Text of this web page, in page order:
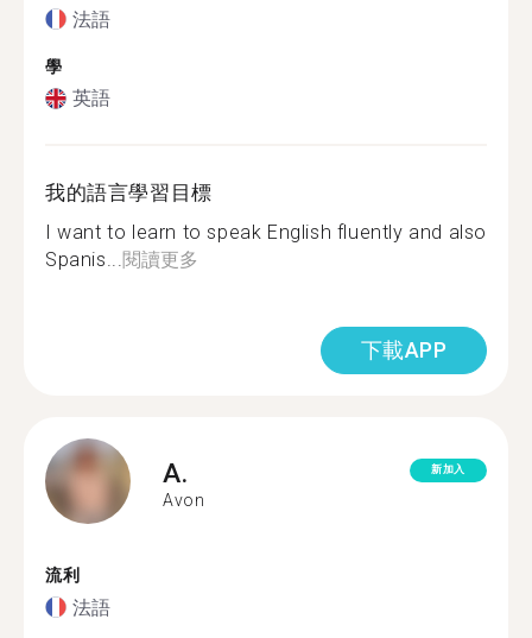
法語
學
英語
我的語言學習目標
I want to learn to speak English fluently and also
Spanis...閱讀更多
下載APP
A.
Avon
新加入
流利
法語